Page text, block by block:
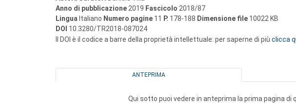
Anno di pubblicazione 2019 Fascicolo 2018/87
Lingua Italiano Numero pagine 11 P. 178-188 Dimensione file 10022 KB
DOI 10.3280/TR2018-087024
Il DOI è il codice a barre della proprietà intellettuale: per saperne di più clicca
ANTEPRIMA
Qui sotto puoi vedere in anteprima la prima pagina di